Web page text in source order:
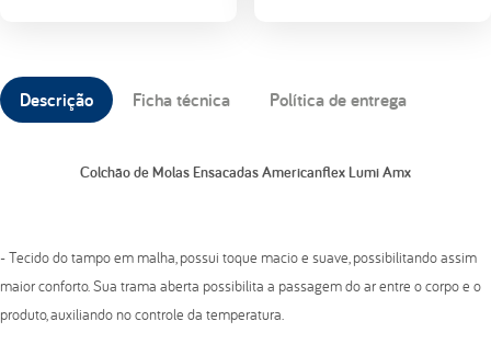
Descrição Ficha técnica Política de entrega
Colchão de Molas Ensacadas Americanflex Lumi Amx
- Tecido do tampo em malha, possui toque macio e suave, possibilitando assim
maior conforto. Sua trama aberta possibilita a passagem do ar entre o corpo e o
produto, auxiliando no controle da temperatura.